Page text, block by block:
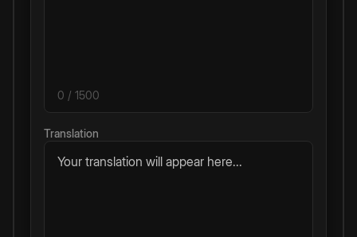
0 / 1500
Translation
Your translation will appear here...